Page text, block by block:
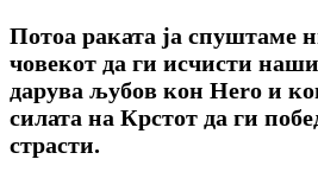
Потоа раката ја спуштаме
човекот да ги исчисти
дарува љубов кон Hero и
силата на Крстот да ги
страсти.